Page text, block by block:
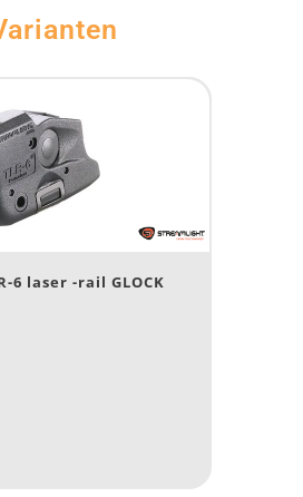
6 laser -rail GLOCK